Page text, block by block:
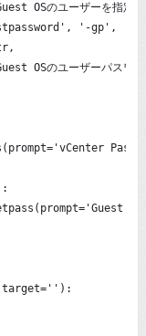
OSのユーザーを指定')
'-gp',
OSのユーザーパスワー
OS
target=''):